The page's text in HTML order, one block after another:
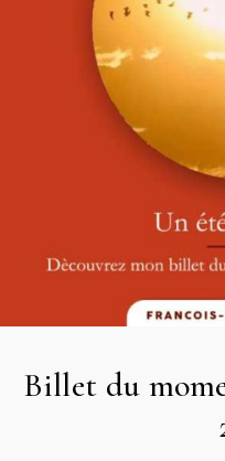
Billet du